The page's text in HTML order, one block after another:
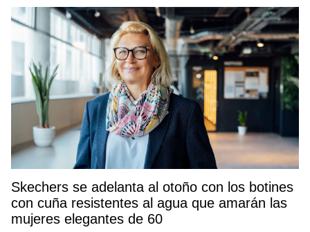
Skechers se adelanta al otoño con los botines
con cuña resistentes al agua que amarán las
mujeres elegantes de 60